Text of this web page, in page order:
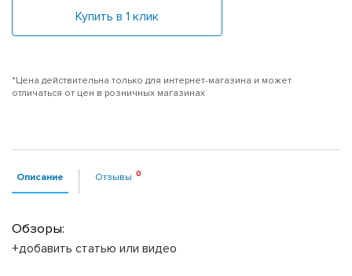
Купить в 1 клик
*Цена действительна только для интернет-магазина и может
отличаться от цен в розничных магазинах
Описание Отзывы
Обзоры:
+добавить статью или видео